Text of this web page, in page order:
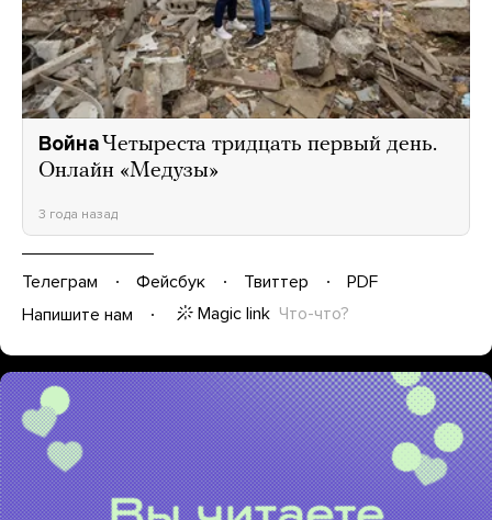
Война Четыреста тридцать первый день.
Онлайн «Медузы»
3 года назад
Телеграм Фейсбук Твиттер
PDF
Напишите нам
Magic link Что-что?